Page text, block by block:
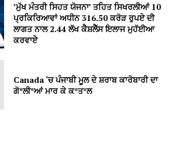
’ਮੁੱਖ ਮੰਤਰੀ ਸਿਹਤ ਯੋਜਨਾ’ ਤਹਿਤ ਸਿਖਰਲੀਆਂ 10
ਪ੍ਰਕਿਰਿਆਵਾਂ ਅਧੀਨ 316.50 ਕਰੋੜ ਰੁਪਏ ਦੀ
ਲਾਗਤ ਨਾਲ 2.44 ਲੱਖ ਕੈਸ਼ਲੈੱਸ ਇਲਾਜ ਮੁਹੱਈਆ
ਕਰਵਾਏੇ
Canada ‘ਚ ਪੰਜਾਬੀ ਮੂਲ ਦੇ ਸ਼ਰਾਬ ਕਾਰੋਬਾਰੀ ਦਾ
ਗੋ*ਲੀ*ਆਂ ਮਾਰ ਕੇ ਕ*ਤ*ਲ